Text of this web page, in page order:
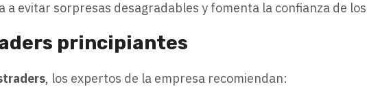
a evitar sorpresas desagradables y fomenta la confianza de
principiantes
, los expertos de la empresa recomiendan: